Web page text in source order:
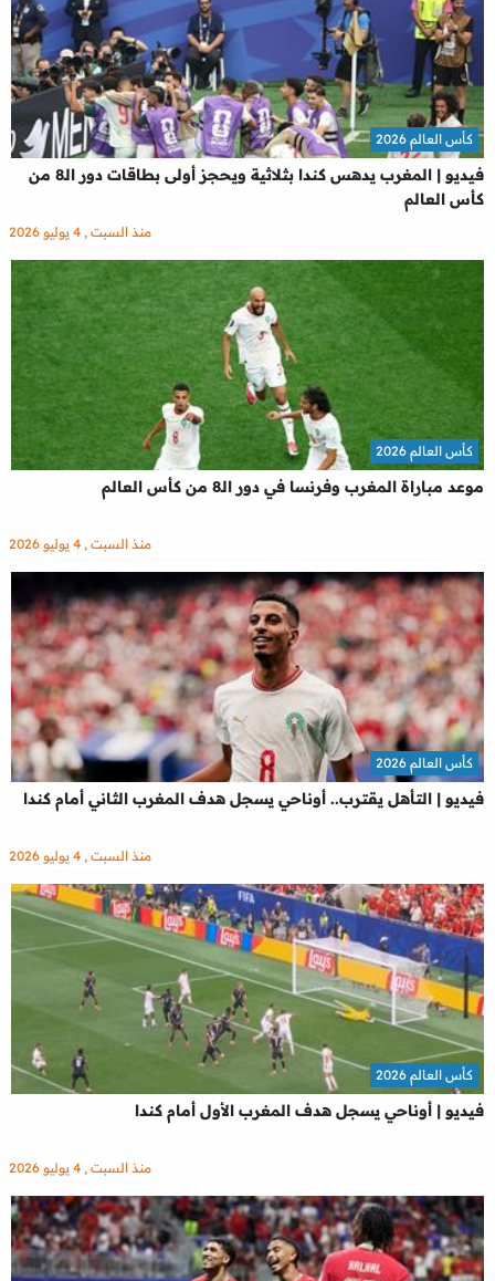
فيديو | المغرب يدهس كندا بثلاثية ويحجز أولى بطاقات دور الـ8 من
كأس العالم
كأس العالم 2026
منذ السبت , 4 يوليو 2026
موعد مباراة المغرب وفرنسا في دور الـ8 من كأس العالم
كأس العالم 2026
منذ السبت , 4 يوليو 2026
فيديو | التأهل يقترب.. أوناحي يسجل هدف المغرب الثاني أمام كندا
كأس العالم 2026
منذ السبت , 4 يوليو 2026
فيديو | أوناحي يسجل هدف المغرب الأول أمام كندا
كأس العالم 2026
منذ السبت , 4 يوليو 2026